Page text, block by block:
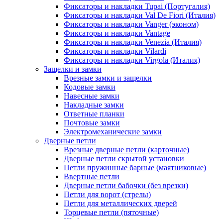
Фиксаторы и накладки Tupai (Португалия)
Фиксаторы и накладки Val De Fiori (Италия)
Фиксаторы и накладки Vanger (эконом)
Фиксаторы и накладки Vantage
Фиксаторы и накладки Venezia (Италия)
Фиксаторы и накладки Vilardi
Фиксаторы и накладки Virgola (Италия)
Защелки и замки
Врезные замки и защелки
Кодовые замки
Навесные замки
Накладные замки
Ответные планки
Почтовые замки
Электромеханические замки
Дверные петли
Врезные дверные петли (карточные)
Дверные петли скрытой установки
Петли пружинные барные (маятниковые)
Ввертные петли
Дверные петли бабочки (без врезки)
Петли для ворот (стрелы)
Петли для металлических дверей
Торцевые петли (пяточные)